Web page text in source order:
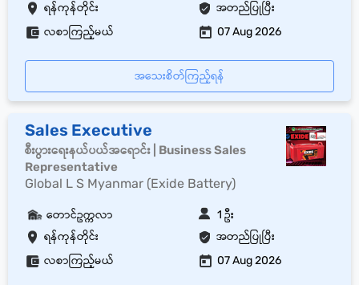
ရန်ကုန်တိုင်း အတည်ပြုပြီး
လစာကြည့်မယ် 07 Aug 2026
အသေးစိတ်ကြည့်ရန်
Sales Executive
စီးပွားရေးနယ်ပယ်အရောင်း | Business Sales
Representative
Global L S Myanmar (Exide Battery)
ရန်ကုန်တိုင်း အတည်ပြုပြီး
တောင်ဥက္ကလာ 1 ဦး
လစာကြည့်မယ် 07 Aug 2026